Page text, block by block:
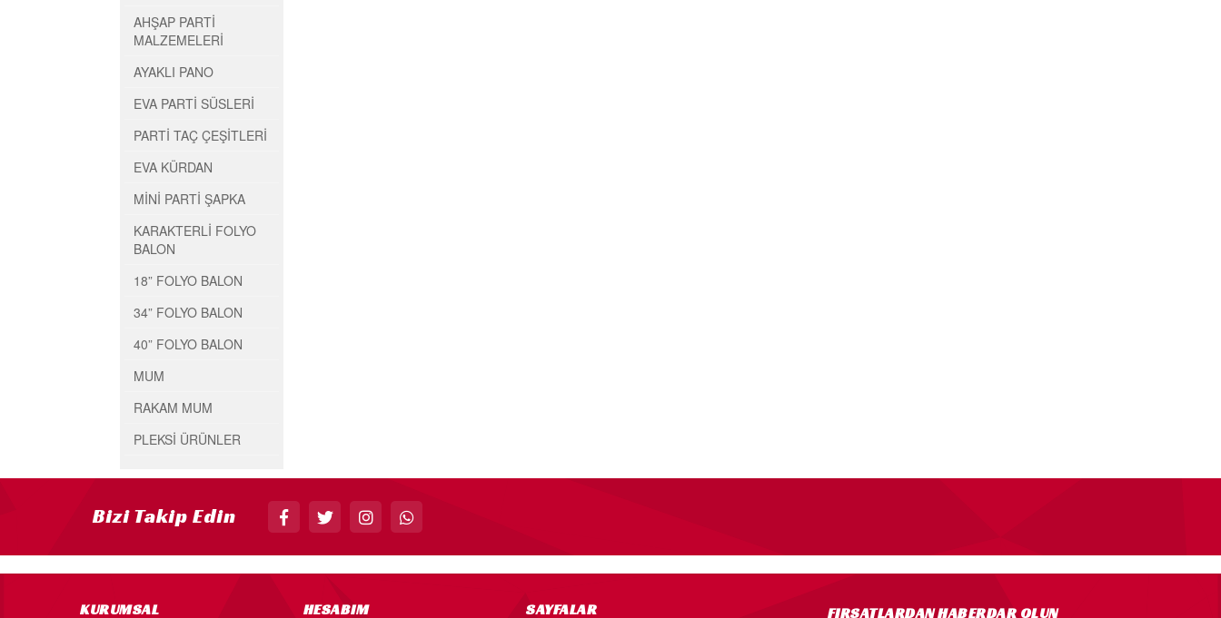
AHŞAP PARTİ
MALZEMELERİ
AYAKLI PANO
EVA PARTİ SÜSLERİ
PARTİ TAÇ ÇEŞİTLERİ
EVA KÜRDAN
MİNİ PARTİ ŞAPKA
KARAKTERLİ FOLYO
BALON
18” FOLYO BALON
34” FOLYO BALON
40” FOLYO BALON
MUM
RAKAM MUM
PLEKSİ ÜRÜNLER
Bizi Takip Edin
KURUMSAL HESABIM SAYFALAR FIRSATLARDAN HABERDAR OLUN